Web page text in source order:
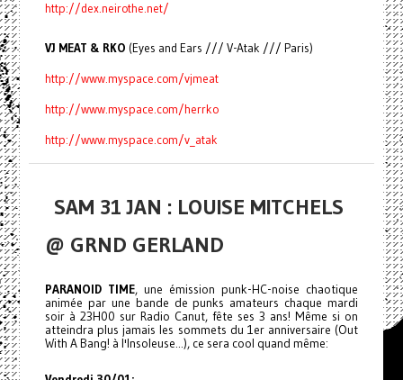
http://dex.neirothe.net/
VJ MEAT & RKO (Eyes and Ears /// V-Atak /// Paris)
http://www.myspace.com/vjmeat
http://www.myspace.com/herrko
http://www.myspace.com/v_atak
SAM 31 JAN : LOUISE MITCHELS
@ GRND GERLAND
PARANOID TIME, une émission punk-HC-noise chaotique
animée par une bande de punks amateurs chaque mardi
soir à 23H00 sur Radio Canut, fête ses 3 ans! Même si on
atteindra plus jamais les sommets du 1er anniversaire (Out
With A Bang! à l'Insoleuse...), ce sera cool quand même: